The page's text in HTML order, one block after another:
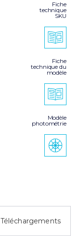
Fiche
technique
SKU
Fiche
technique du
modèle
Modèle
photométrie
Téléchargements